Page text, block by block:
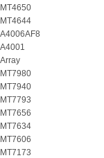
MT4650
MT4644
A4006AF8
A4001
Array
MT7980
MT7940
MT7793
MT7656
MT7634
MT7606
MT7173